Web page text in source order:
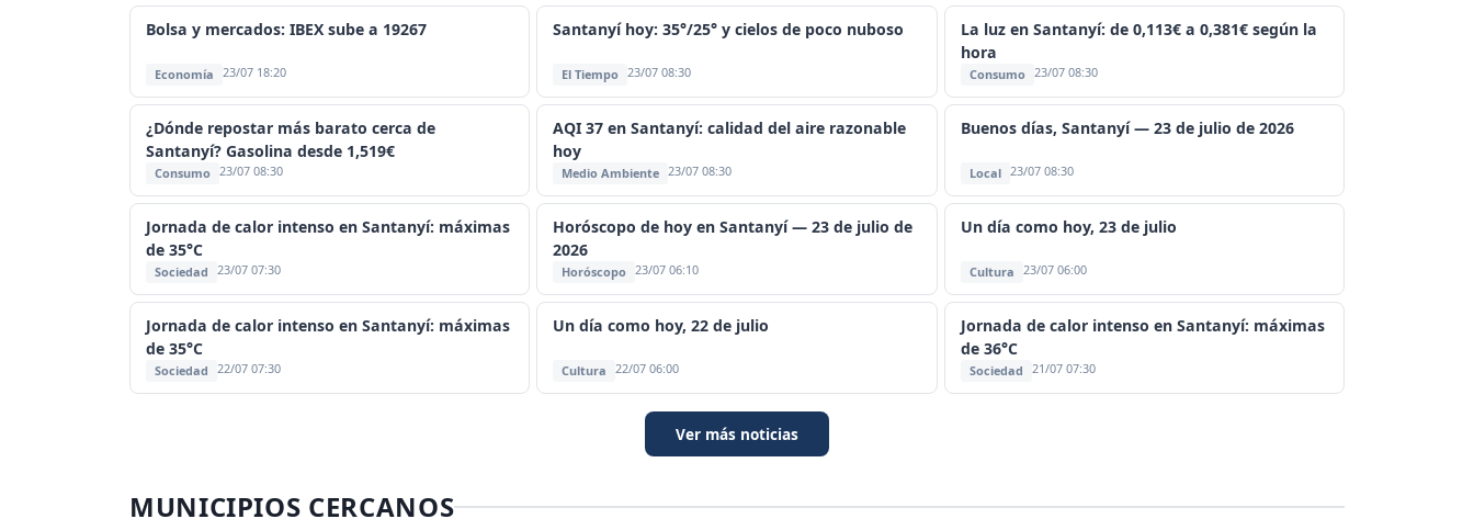
Bolsa y mercados: IBEX sube a 19267
Economía 23/07 18:20
Santanyí hoy: 35°/25° y cielos de poco nuboso
El Tiempo 23/07 08:30
La luz en Santanyí: de 0,113€ a 0,381€ según la
hora
Consumo 23/07 08:30
¿Dónde repostar más barato cerca de
Santanyí? Gasolina desde 1,519€
Consumo 23/07 08:30
AQI 37 en Santanyí: calidad del aire razonable
hoy
Medio Ambiente 23/07 08:30
Buenos días, Santanyí — 23 de julio de 2026
Local 23/07 08:30
Jornada de calor intenso en Santanyí: máximas
de 35°C
Sociedad 23/07 07:30
Horóscopo de hoy en Santanyí — 23 de julio de
2026
Horóscopo 23/07 06:10
Un día como hoy, 23 de julio
Cultura 23/07 06:00
Jornada de calor intenso en Santanyí: máximas
de 35°C
Sociedad 22/07 07:30
Un día como hoy, 22 de julio
Cultura 22/07 06:00
Jornada de calor intenso en Santanyí: máximas
de 36°C
Sociedad 21/07 07:30
Ver más noticias
MUNICIPIOS CERCANOS